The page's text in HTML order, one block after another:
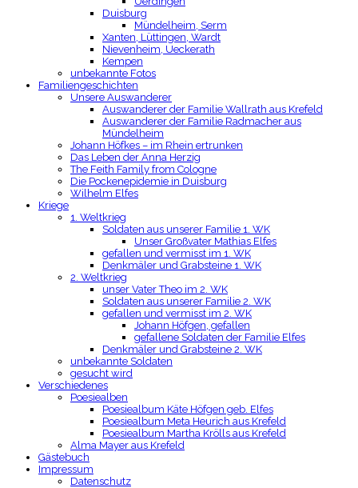
Duisburg
Mündelheim, Serm
Xanten, Lüttingen, Wardt
Nievenheim, Ueckerath
Kempen
unbekannte Fotos
Familiengeschichten
Unsere Auswanderer
Auswanderer der Familie Wallrath aus Krefeld
Auswanderer der Familie Radmacher aus
Mündelheim
Johann Höfkes – im Rhein ertrunken
Das Leben der Anna Herzig
The Feith Family from Cologne
Die Pockenepidemie in Duisburg
Wilhelm Elfes
Kriege
1. Weltkrieg
Soldaten aus unserer Familie 1. WK
Unser Großvater Mathias Elfes
gefallen und vermisst im 1. WK
Denkmäler und Grabsteine 1. WK
2. Weltkrieg
unser Vater Theo im 2. WK
Soldaten aus unserer Familie 2. WK
gefallen und vermisst im 2. WK
Johann Höfgen, gefallen
gefallene Soldaten der Familie Elfes
Denkmäler und Grabsteine 2. WK
unbekannte Soldaten
gesucht wird
Verschiedenes
Poesiealben
Poesiealbum Käte Höfgen geb. Elfes
Poesiealbum Meta Heurich aus Krefeld
Poesiealbum Martha Krölls aus Krefeld
Alma Mayer aus Krefeld
Gästebuch
Impressum
Datenschutz